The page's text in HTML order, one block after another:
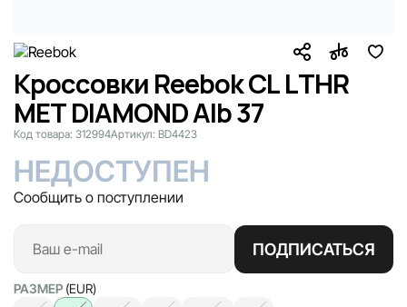
Кроссовки Reebok CL LTHR
MET DIAMOND Alb 37
Код товара: 312994Артикул: BD4423
НЕДОСТУПЕН
Сообщить о поступлении
ПОДПИСАТЬСЯ
РАЗМЕР (EUR)